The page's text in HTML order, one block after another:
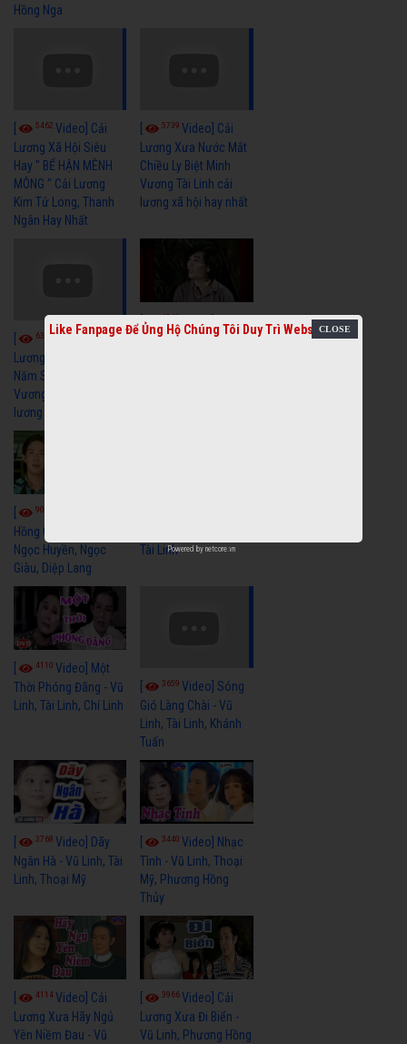
Hồng Nga
5462 Video] Cải
Lương Xã Hội Siêu
Hay " BỂ HẬN MÊNH
MÔNG " Cải Lương
Kim Tử Long, Thanh
Ngân Hay Nhất
5739Video] Cải
Lương Xưa Nước Mắt
Chiều Ly Biệt Minh
Vương Tài Linh cải
lương xã hội hay nhất
6327Video] Cải
Lương Xưa : Rồi 30
Năm Sau - Minh
Vương Lệ Thủy | cải
lương xã hội hay nhất
6041
Nửa Khuya-Minh
9059
Hồng Cài Áo - Vũ Linh,
Ngọc Huyền, Ngọc
Giàu, Diệp Lang
Tài Linh
4110 Video] Một
Thời Phóng Đãng - Vũ
Linh, Tài Linh, Chí Linh
3659Video] Sóng
Gió Làng Chài - Vũ
Linh, Tài Linh, Khánh
Tuấn
3768 Video] Dãy
Ngân Hà - Vũ Linh, Tài
Linh, Thoại Mỹ
3440Video] Nhạc
Tình - Vũ Linh, Thoại
Mỹ, Phương Hồng
Thủy
4114Video] Cải
Lương Xưa Hãy Ngủ
Yên Niềm Đau - Vũ
3966Video] Cải
Lương Xưa Đi Biển -
Vũ Linh, Phương Hồng
Like Fanpage Để Ủng Hộ Chúng Tôi Duy Trì Website
Powered by netcore.vn